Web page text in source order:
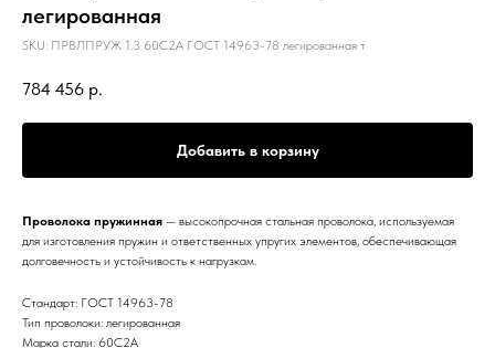
легированная
SKU: ПРВЛПРУЖ 1.3 60С2А ГОСТ 14963-78 легированная т
784 456 р.
Добавить в корзину
Проволока пружинная — высокопрочная стальная проволока, используемая
для изготовления пружин и ответственных упругих элементов, обеспечивающая
долговечность и устойчивость к нагрузкам.
Стандарт: ГОСТ 14963-78
Тип проволоки: легированная
Марка стали: 60С2А